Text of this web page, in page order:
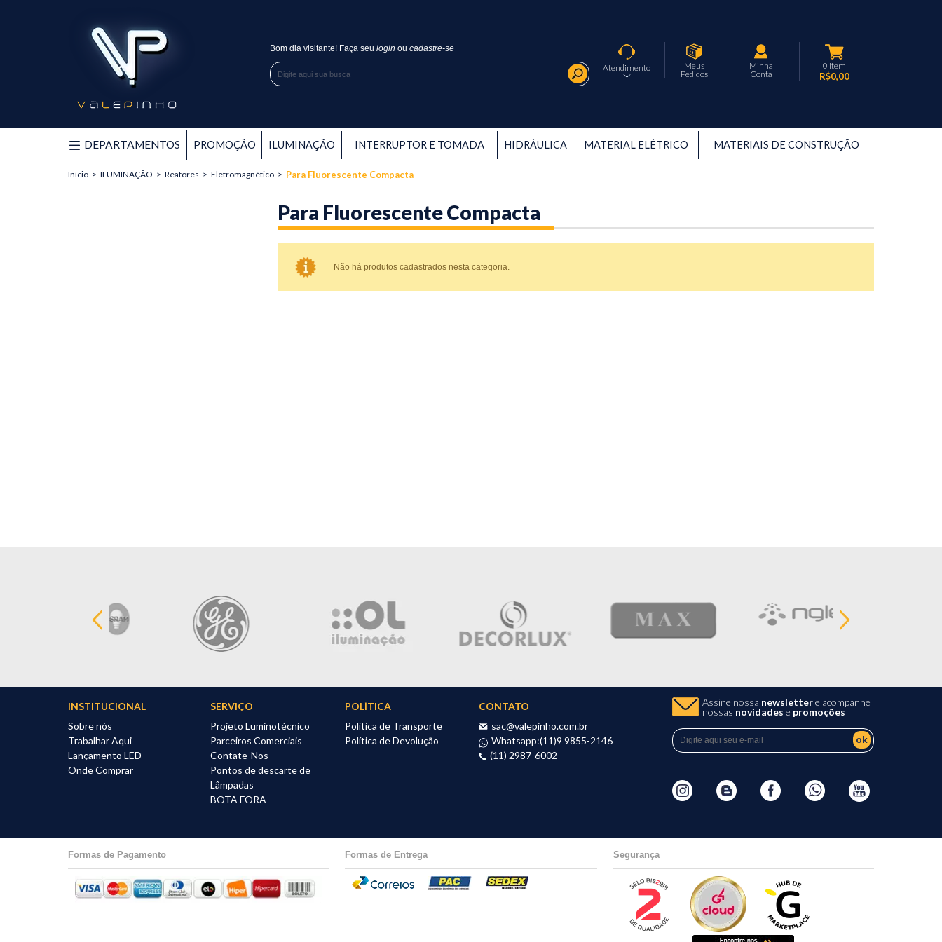
Bom dia visitante! Faça seu login ou cadastre-se
Atendimento
Meus
Pedidos
Minha
Conta
0 Item
R$0,00
PROMOÇÃO
ILUMINAÇÃO
Spot para Lampadas
INTERRUPTOR E TOMADA
MATERIAL ELÉTRICO
DEPARTAMENTOS PROMOÇÃO ILUMINAÇÃO INTERRUPTOR E TOMADA HIDRÁULICA MATERIAL ELÉTRICO MATERIAIS DE CONSTRUÇÃO
Início > ILUMINAÇÃO > Reatores > Eletromagnético > Para Fluorescente Compacta
Para Fluorescente Compacta
Não há produtos cadastrados nesta categoria.
INSTITUCIONAL
Sobre nós
Trabalhar Aqui
Lançamento LED
Onde Comprar
SERVIÇO
Projeto Luminotécnico
Parceiros Comerciais
Contate-Nos
Pontos de descarte de
Lâmpadas
BOTA FORA
POLÍTICA
Política de Transporte
Política de Devolução
CONTATO
sac@valepinho.com.br
Whatsapp:(11)9 9855-2146
(11) 2987-6002
Assine nossa newslettere acompanhe
nossas novidades e promoções
ok
Formas de Pagamento Formas de Entrega Segurança